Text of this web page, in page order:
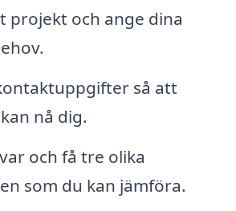
projekt och ange dina
så att
nå dig.
och få tre olika
som du kan jämföra.